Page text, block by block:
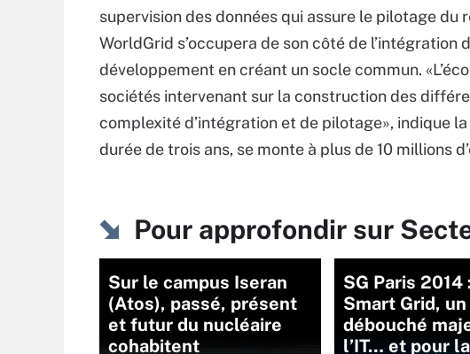
supervision des données qui assure le pilotage
WorldGrid s’occupera de son côté de
développement en créant un socle commun.
sociétés intervenant sur la construction des
complexité d’intégration et de pilotage», indique
durée de trois ans, se monte à plus de 10 millions
Pour approfondir sur
Sur le campus Iseran
(Atos), passé, présent
et futur du nucléaire
cohabitent
SG Paris 2014
Smart Grid, un
débouché
l’IT… et pour